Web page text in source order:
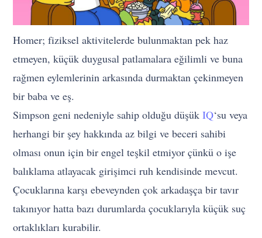
Homer; fiziksel aktivitelerde bulunmaktan pek haz
etmeyen, küçük duygusal patlamalara eğilimli ve buna
rağmen eylemlerinin arkasında durmaktan çekinmeyen
bir baba ve eş.
Simpson geni nedeniyle sahip olduğu düşükIQ‘su veya
herhangi bir şey hakkında az bilgi ve beceri sahibi
olması onun için bir engel teşkil etmiyor çünkü o işe
balıklama atlayacak girişimci ruh kendisinde mevcut.
Çocuklarına karşı ebeveynden çok arkadaşça bir tavır
takınıyor hatta bazı durumlarda çocuklarıyla küçük suç
ortaklıkları kurabilir.